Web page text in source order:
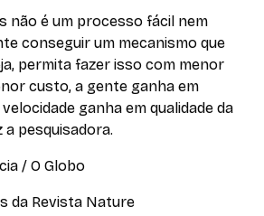
não é um processo fácil nem
conseguir um mecanismo que
permita fazer isso com menor
custo, a gente ganha em
ganha em qualidade da
pesquisadora.
/ O Globo
da Revista Nature